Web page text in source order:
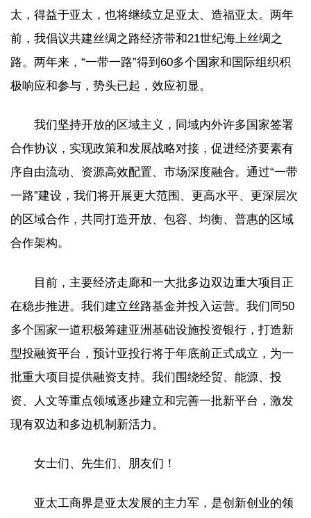
太，得益于亚太，也将继续立足亚太、造福亚太。两年
前，我倡议共建丝绸之路经济带和21世纪海上丝绸之
路。两年来，“一带一路”得到60多个国家和国际组织积
极响应和参与，势头已起，效应初显。
我们坚持开放的区域主义，同域内外许多国家签署
合作协议，实现政策和发展战略对接，促进经济要素有
序自由流动、资源高效配置、市场深度融合。通过“一带
一路”建设，我们将开展更大范围、更高水平、更深层次
的区域合作，共同打造开放、包容、均衡、普惠的区域
合作架构。
目前，主要经济走廊和一大批多边双边重大项目正
在稳步推进。我们建立丝路基金并投入运营。我们同50
多个国家一道积极筹建亚洲基础设施投资银行，打造新
型投融资平台，预计亚投行将于年底前正式成立，为一
批重大项目提供融资支持。我们围绕经贸、能源、投
资、人文等重点领域逐步建立和完善一批新平台，激发
现有双边和多边机制新活力。
女士们、先生们、朋友们！
亚太工商界是亚太发展的主力军，是创新创业的领